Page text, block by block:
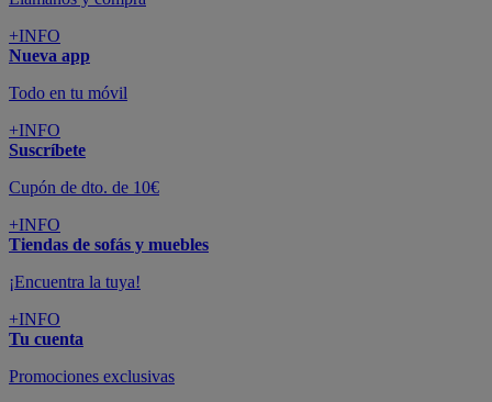
+INFO
Nueva app
Todo en tu móvil
+INFO
Suscríbete
Cupón de dto. de 10€
+INFO
Tiendas de sofás y muebles
¡Encuentra la tuya!
+INFO
Tu cuenta
Promociones exclusivas